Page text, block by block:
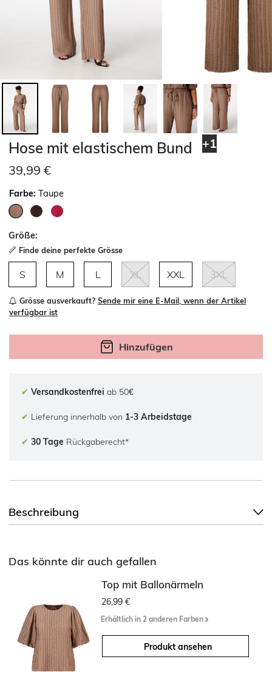
+1
Hose mit elastischem Bund
39,99 €
Farbe: Taupe
Größe:
Finde deine perfekte Grösse
S M L XL XXL 3XL
Grösse ausverkauft? Sende mir eine E-Mail, wenn der Artikel
verfügbar ist
Hinzufügen
✔ Versandkostenfrei ab 50€
✔ Lieferung innerhalb von 1-3 Arbeidstage
✔ 30 Tage Rückgaberecht*
Beschreibung
Das könnte dir auch gefallen
Top mit Ballonärmeln
26,99 €
Erhältlich in 2 anderen Farben
Produkt ansehen